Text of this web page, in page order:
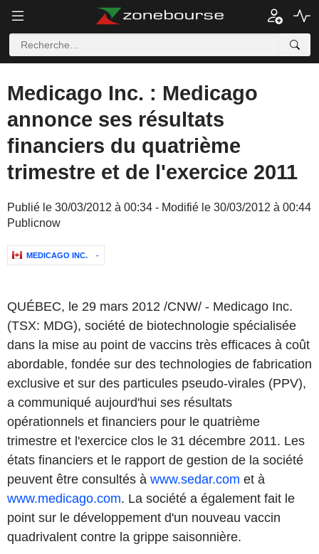
Medicago Inc. : Medicago
annonce ses résultats
financiers du quatrième
trimestre et de l'exercice 2011
Publié le 30/03/2012 à 00:34 - Modifié le 30/03/2012 à 00:44
Publicnow
MEDICAGO INC. -
QUÉBEC, le 29 mars 2012 /CNW/ - Medicago Inc.
(TSX: MDG), société de biotechnologie spécialisée
dans la mise au point de vaccins très efficaces à coût
abordable, fondée sur des technologies de fabrication
exclusive et sur des particules pseudo-virales (PPV),
a communiqué aujourd'hui ses résultats
opérationnels et financiers pour le quatrième
trimestre et l'exercice clos le 31 décembre 2011. Les
états financiers et le rapport de gestion de la société
peuvent être consultés à www.sedar.com et à
www.medicago.com. La société a également fait le
point sur le développement d'un nouveau vaccin
quadrivalent contre la grippe saisonnière.